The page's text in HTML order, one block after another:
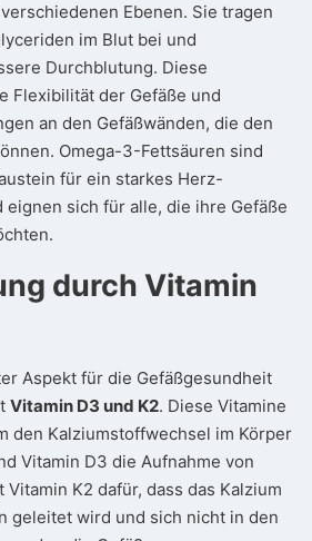
Ebenen. Sie tragen
im Blut bei und
Durchblutung. Diese
Flexibilität der Gefäße und
an den Gefäßwänden, die den
Omega-3-Fettsäuren sind
für ein starkes Herz-
sich für alle, die ihre Gefäße
durch Vitamin
Aspekt für die Gefäßgesundheit
Vitamin D3 und K2. Diese Vitamine
den Kalziumstoffwechsel im Körper
Vitamin D3 die Aufnahme von
K2 dafür, dass das Kalzium
geleitet wird und sich nicht in den